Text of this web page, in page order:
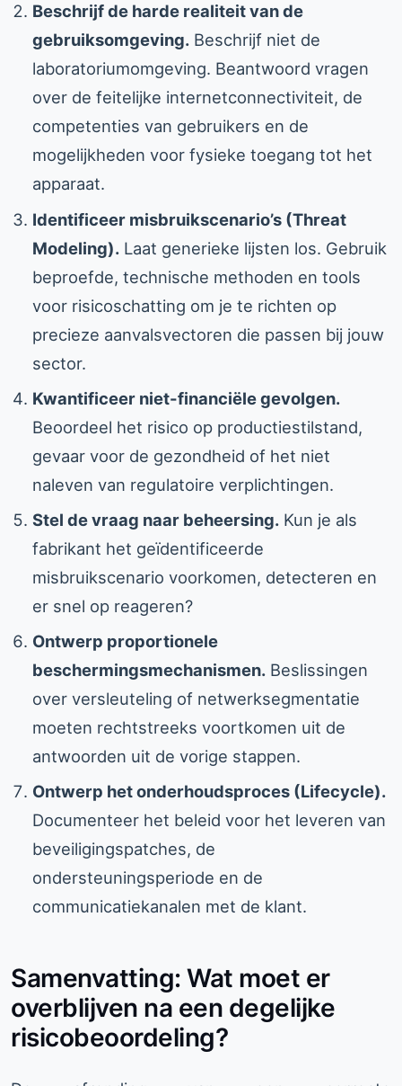
Beschrijf de harde realiteit van de
gebruiksomgeving. Beschrijf niet de
laboratoriumomgeving. Beantwoord vragen
over de feitelijke internetconnectiviteit, de
competenties van gebruikers en de
mogelijkheden voor fysieke toegang tot het
apparaat.
Identificeer misbruikscenario’s (Threat
Modeling). Laat generieke lijsten los. Gebruik
beproefde, technische methoden en tools
voor risicoschatting om je te richten op
precieze aanvalsvectoren die passen bij jouw
sector.
Kwantificeer niet-financiële gevolgen.
Beoordeel het risico op productiestilstand,
gevaar voor de gezondheid of het niet
naleven van regulatoire verplichtingen.
Stel de vraag naar beheersing. Kun je als
fabrikant het geïdentificeerde
misbruikscenario voorkomen, detecteren en
er snel op reageren?
Ontwerp proportionele
beschermingsmechanismen. Beslissingen
over versleuteling of netwerksegmentatie
moeten rechtstreeks voortkomen uit de
antwoorden uit de vorige stappen.
Ontwerp het onderhoudsproces (Lifecycle).
Documenteer het beleid voor het leveren van
beveiligingspatches, de
ondersteuningsperiode en de
communicatiekanalen met de klant.
Samenvatting: Wat moet er
overblijven na een degelijke
risicobeoordeling?